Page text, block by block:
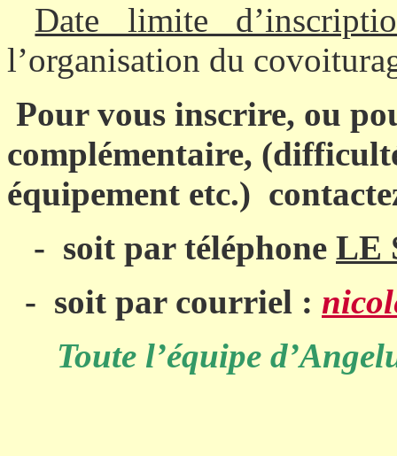
Date limite
l’organisation du
Pour vous inscrire, ou
complémentaire,
équipement etc.)
- soit par téléphone LE
- soit par courriel :
Toute l’équipe